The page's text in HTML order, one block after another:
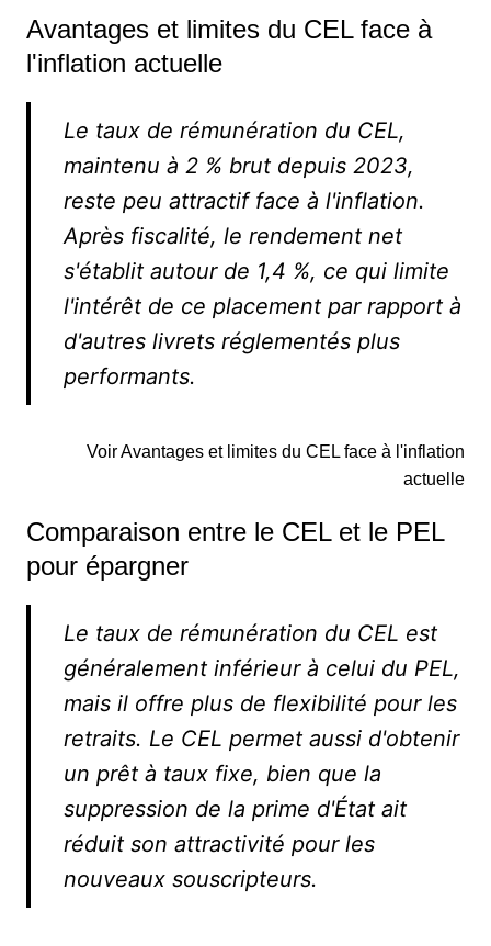
Avantages et limites du CEL face à
l'inflation actuelle
Le taux de rémunération du CEL,
maintenu à 2 % brut depuis 2023,
reste peu attractif face à l'inflation.
Après fiscalité, le rendement net
s'établit autour de 1,4 %, ce qui limite
l'intérêt de ce placement par rapport à
d'autres livrets réglementés plus
performants.
Voir Avantages et limites du CEL face à l'inflation
actuelle
Comparaison entre le CEL et le PEL
pour épargner
Le taux de rémunération du CEL est
généralement inférieur à celui du PEL,
mais il offre plus de flexibilité pour les
retraits. Le CEL permet aussi d'obtenir
un prêt à taux fixe, bien que la
suppression de la prime d'État ait
réduit son attractivité pour les
nouveaux souscripteurs.